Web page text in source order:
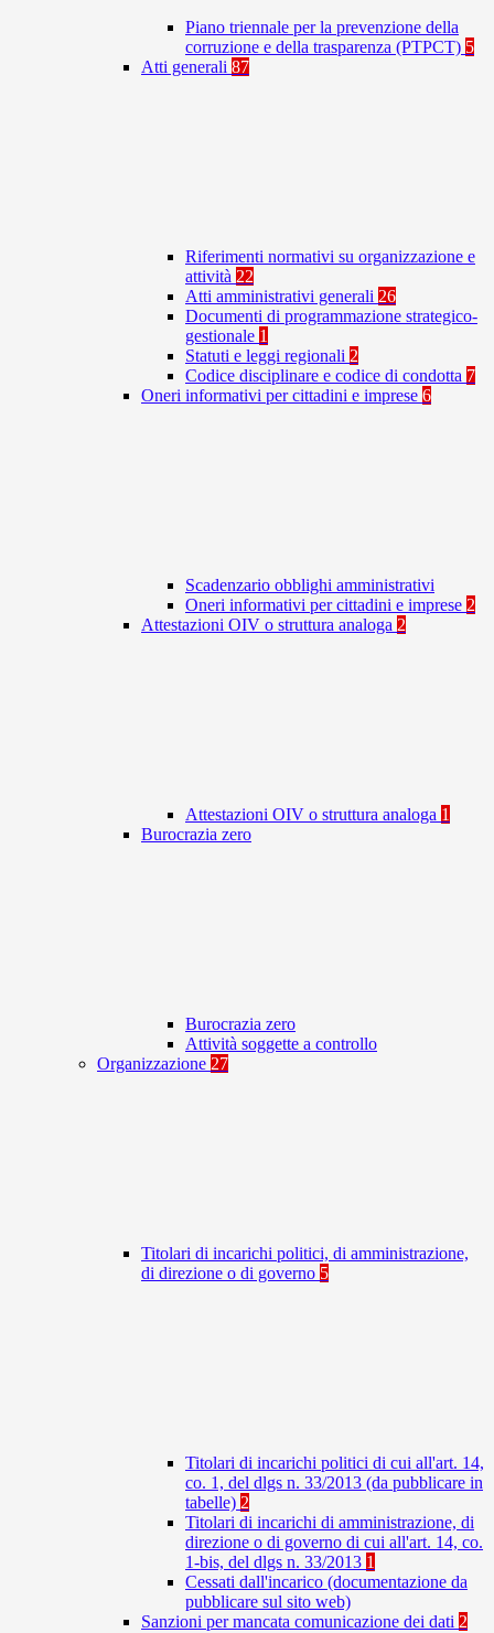
Piano triennale per la prevenzione della
corruzione e della trasparenza (PTPCT) 5
Atti generali 87
Riferimenti normativi su organizzazione e
attività 22
Atti amministrativi generali 26
Documenti di programmazione strategico-
gestionale 1
Statuti e leggi regionali 2
Codice disciplinare e codice di condotta 7
Oneri informativi per cittadini e imprese 6
Scadenzario obblighi amministrativi
Oneri informativi per cittadini e imprese 2
Attestazioni OIV o struttura analoga 2
Attestazioni OIV o struttura analoga 1
Burocrazia zero
Burocrazia zero
Attività soggette a controllo
Organizzazione 27
Titolari di incarichi politici, di amministrazione,
di direzione o di governo 5
Titolari di incarichi politici di cui all'art. 14,
co. 1, del dlgs n. 33/2013 (da pubblicare in
tabelle) 2
Titolari di incarichi di amministrazione, di
direzione o di governo di cui all'art. 14, co.
1-bis, del dlgs n. 33/2013 1
Cessati dall'incarico (documentazione da
pubblicare sul sito web)
Sanzioni per mancata comunicazione dei dati 2